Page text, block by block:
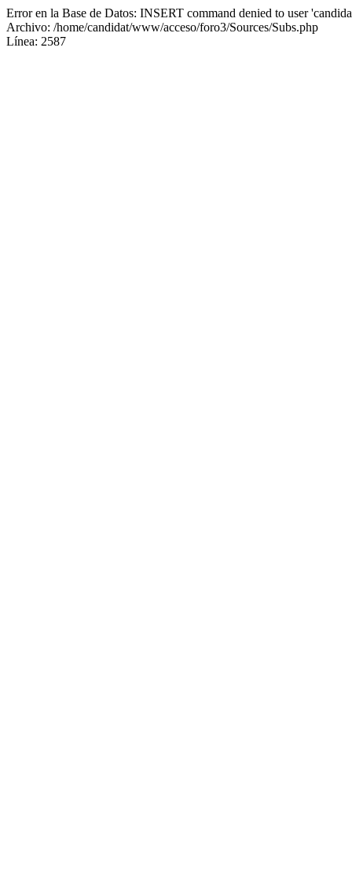
Error en la Base de Datos: INSERT command denied to user
Archivo: /home/candidat/www/acceso/foro3/Sources/Subs.php
Línea: 2587